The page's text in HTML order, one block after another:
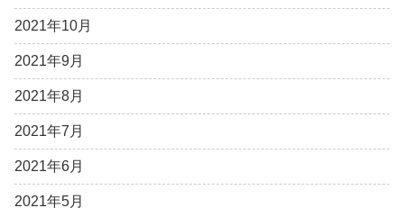
2021年10月
2021年9月
2021年8月
2021年7月
2021年6月
2021年5月